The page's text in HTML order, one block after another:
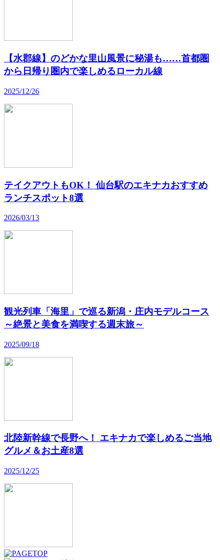
【水郡線】のどかな里山風景に秘湯も……首都圏
から日帰り圏内で楽しめるローカル線
2025/12/26
テイクアウトもOK！ 仙台駅のエキナカおすすめ
ランチスポット8選
2026/03/13
観光列車「海里」で巡る新潟・庄内モデルコース
～絶景と美食を満喫する週末旅～
2025/09/18
北陸新幹線で長野へ！ エキナカで楽しめるご当地
グルメ＆お土産8選
2025/12/25